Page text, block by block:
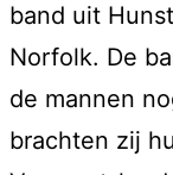
band uit
Norfolk. De
de mannen
brachten zij